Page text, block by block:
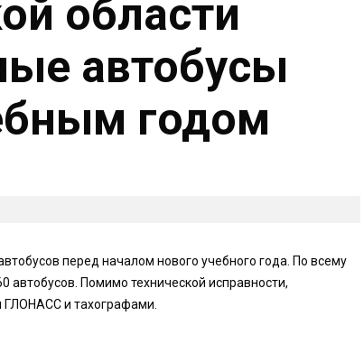
области
автобусы
годом
перед началом нового учебного года. По всему
Помимо технической исправности,
ГЛОНАСС и тахографами.